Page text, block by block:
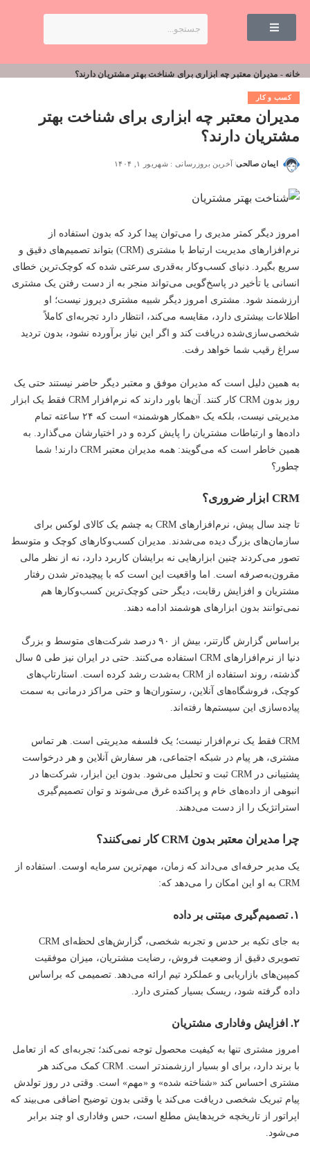
خانه - مدیران معتبر چه ابزاری برای شناخت بهتر مشتریان دارند؟
کسب و کار
مدیران معتبر چه ابزاری برای شناخت بهتر
مشتریان دارند؟
ایمان صالحی آخرین بروزرسانی : شهریور ۱, ۱۴۰۴
امروز دیگر کمتر مدیری را می‌توان پیدا کرد که بدون استفاده از
نرم‌افزارهای مدیریت ارتباط با مشتری (CRM) بتواند تصمیم‌های دقیق و
سریع بگیرد. دنیای کسب‌وکار به‌قدری سرعتی شده که کوچک‌ترین خطای
انسانی یا تأخیر در پاسخ‌گویی می‌تواند منجر به از دست رفتن یک مشتری
ارزشمند شود. مشتری امروز دیگر شبیه مشتری دیروز نیست؛ او
اطلاعات بیشتری دارد، مقایسه می‌کند، انتظار دارد تجربه‌ای کاملاً
شخصی‌سازی‌شده دریافت کند و اگر این نیاز برآورده نشود، بدون تردید
سراغ رقیب شما خواهد رفت.
به همین دلیل است که مدیران موفق و معتبر دیگر حاضر نیستند حتی یک
روز بدون CRM کار کنند. آن‌ها باور دارند که نرم‌افزار CRM فقط یک ابزار
مدیریتی نیست، بلکه یک «همکار هوشمند» است که ۲۴ ساعته تمام
داده‌ها و ارتباطات مشتریان را پایش کرده و در اختیارشان می‌گذارد. به
همین خاطر است که می‌گویند: همه مدیران معتبر CRM دارند! شما
چطور؟
CRM ابزار ضروری؟
تا چند سال پیش، نرم‌افزارهای CRM به چشم یک کالای لوکس برای
سازمان‌های بزرگ دیده می‌شدند. مدیران کسب‌وکارهای کوچک و متوسط
تصور می‌کردند چنین ابزارهایی نه برایشان کاربرد دارد، نه از نظر مالی
مقرون‌به‌صرفه است. اما واقعیت این است که با پیچیده‌تر شدن رفتار
مشتریان و افزایش رقابت، دیگر حتی کوچک‌ترین کسب‌وکارها هم
نمی‌توانند بدون ابزارهای هوشمند ادامه دهند.
براساس گزارش گارتنر، بیش از ۹۰ درصد شرکت‌های متوسط و بزرگ
دنیا از نرم‌افزارهای CRM استفاده می‌کنند. حتی در ایران نیز طی ۵ سال
گذشته، روند استفاده از CRM به‌شدت رشد کرده است. استارتاپ‌های
کوچک، فروشگاه‌های آنلاین، رستوران‌ها و حتی مراکز درمانی به سمت
پیاده‌سازی این سیستم‌ها رفته‌اند.
CRM فقط یک نرم‌افزار نیست؛ یک فلسفه مدیریتی است. هر تماس
مشتری، هر پیام در شبکه اجتماعی، هر سفارش آنلاین و هر درخواست
پشتیبانی در CRM ثبت و تحلیل می‌شود. بدون این ابزار، شرکت‌ها در
انبوهی از داده‌های خام و پراکنده غرق می‌شوند و توان تصمیم‌گیری
استراتژیک را از دست می‌دهند.
چرا مدیران معتبر بدون CRM کار نمی‌کنند؟
یک مدیر حرفه‌ای می‌داند که زمان، مهم‌ترین سرمایه اوست. استفاده از
CRM به او این امکان را می‌دهد که:
۱. تصمیم‌گیری مبتنی بر داده
به جای تکیه بر حدس و تجربه شخصی، گزارش‌های لحظه‌ای CRM
تصویری دقیق از وضعیت فروش، رضایت مشتریان، میزان موفقیت
کمپین‌های بازاریابی و عملکرد تیم ارائه می‌دهد. تصمیمی که براساس
داده گرفته شود، ریسک بسیار کمتری دارد.
۲. افزایش وفاداری مشتریان
امروز مشتری تنها به کیفیت محصول توجه نمی‌کند؛ تجربه‌ای که از تعامل
با برند دارد، برای او بسیار ارزشمندتر است. CRM کمک می‌کند هر
مشتری احساس کند «شناخته شده» و «مهم» است. وقتی در روز تولدش
پیام تبریک شخصی دریافت می‌کند یا وقتی بدون توضیح اضافی می‌بیند که
اپراتور از تاریخچه خریدهایش مطلع است، حس وفاداری او چند برابر
می‌شود.